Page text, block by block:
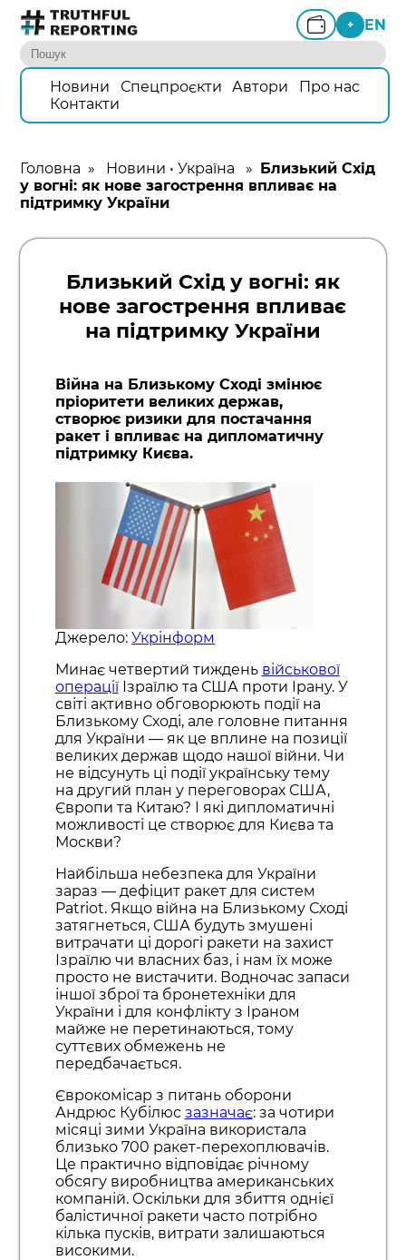
+ EN
Новини Спецпроєкти Автори
Про нас
Контакти
Головна » Новини •Україна » Близький Схід
у вогні: як нове загострення впливає на
підтримку України
Близький Схід у вогні: як
нове загострення впливає
на підтримку України
Війна на Близькому Сході змінює
пріоритети великих держав,
створює ризики для постачання
ракет і впливає на дипломатичну
підтримку Києва.
Джерело: Укрінформ
Минає четвертий тиждень військової
операціїІзраїлю та США проти Ірану. У
світі активно обговорюють події на
Близькому Сході, але головне питання
для України — як це вплине на позиції
великих держав щодо нашої війни. Чи
не відсунуть ці події українську тему
на другий план у переговорах США,
Європи та Китаю? І які дипломатичні
можливості це створює для Києва та
Москви?
Найбільша небезпека для України
зараз — дефіцит ракет для систем
Patriot. Якщо війна на Близькому Сході
затягнеться, США будуть змушені
витрачати ці дорогі ракети на захист
Ізраїлю чи власних баз, і нам їх може
просто не вистачити. Водночас запаси
іншої зброї та бронетехніки для
України і для конфлікту з Іраном
майже не перетинаються, тому
суттєвих обмежень не
передбачається.
Єврокомісар з питань оборони
Андрюс Кубілюс зазначає: за чотири
місяці зими Україна використала
близько 700 ракет-перехоплювачів.
Це практично відповідає річному
обсягу виробництва американських
компаній. Оскільки для збиття однієї
балістичної ракети часто потрібно
кілька пусків, витрати залишаються
високими.